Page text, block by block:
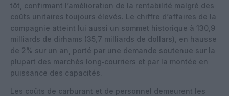
tôt, confirmant l’amélioration de la rentabilité malgré des
coûts unitaires toujours élevés. Le chiffre d’affaires de la
compagnie atteint lui aussi un sommet historique à 130,9
milliards de dirhams (35,7 milliards de dollars), en hausse
de 2% sur un an, porté par une demande soutenue sur la
plupart des marchés long‑courriers et par la montée en
puissance des capacités.
Les coûts de carburant et de personnel demeurent les